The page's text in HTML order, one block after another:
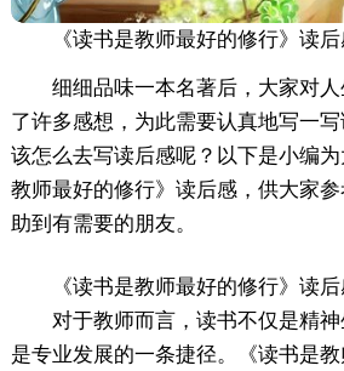
《读书是教师最好的修行》读
细细品味一本名著后，大家对
了许多感想，为此需要认真地写一
该怎么去写读后感呢？以下是小编
教师最好的修行》读后感，供大家
助到有需要的朋友。
《读书是教师最好的修行》读后
对于教师而言，读书不仅是精
是专业发展的一条捷径。《读书是